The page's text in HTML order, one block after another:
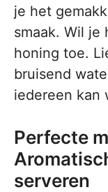
je het
smaak. Wil je
honing toe.
bruisend
iedereen kan
Perfecte
serveren